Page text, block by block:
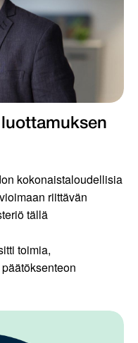
kokonaistaloudellisia
riittävän
tällä
toimia,